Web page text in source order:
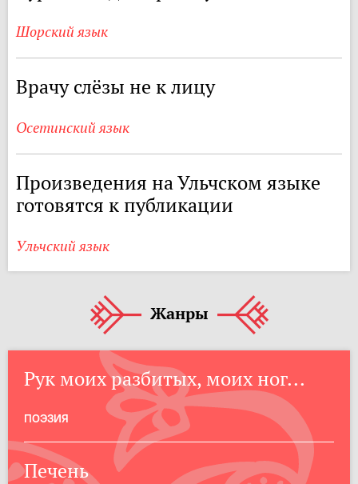
Шорский язык
Врачу слёзы не к лицу
Осетинский язык
Произведения на Ульчском языке
готовятся к публикации
Ульчский язык
Жанры
Рук моих разбитых, моих ног...
ПОЭЗИЯ
Печень